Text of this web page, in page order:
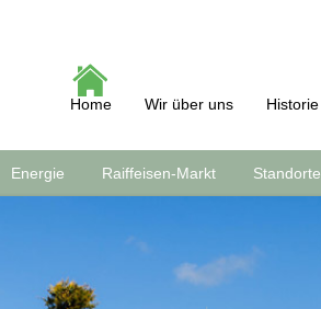
Home Wir über uns Historie
Energie Raiffeisen-Markt Standorte